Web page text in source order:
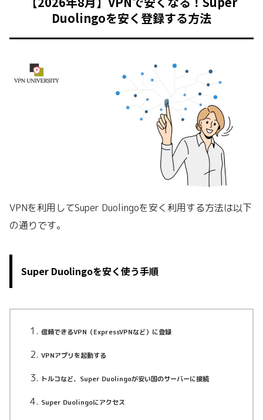
Duolingoを安く登録する方法
VPNを利用してSuper Duolingoを安く利用する方法は以下
の通りです。
Super Duolingoを安く使う手順
信頼できるVPN（ExpressVPNなど）に登録
VPNアプリを起動する
トルコなど、Super Duolingoが安い国のサーバーに接続
Super Duolingoにアクセス